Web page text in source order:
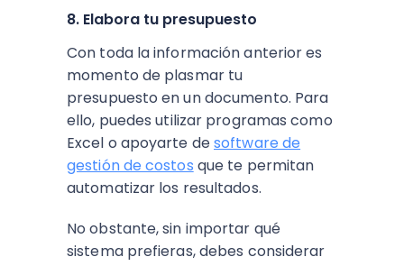
8. Elabora tu presupuesto
Con toda la información anterior es
momento de plasmar tu
presupuesto en un documento. Para
ello, puedes utilizar programas como
Excel o apoyarte desoftware de
gestión de costos que te permitan
automatizar los resultados.
No obstante, sin importar qué
sistema prefieras, debes considerar